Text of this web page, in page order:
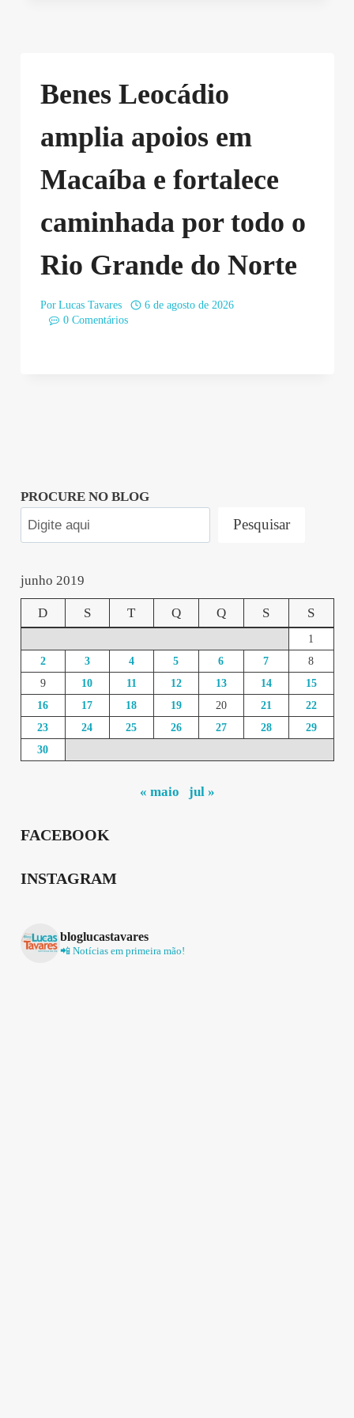
Benes Leocádio
amplia apoios em
Macaíba e fortalece
caminhada por todo o
Rio Grande do Norte
Por Lucas Tavares
6 de agosto de 2026
0 Comentários
PROCURE NO BLOG
Pesquisar
junho 2019
D S T Q Q S S
1
2
3 4 5 6 7
8
9
10 11 12 13 14
15
16
17 18 19 20 21
22
23
24 25 26 27 28
29
30
« maio jul »
FACEBOOK
INSTAGRAM
bloglucastavares
📲 Notícias em primeira mão!